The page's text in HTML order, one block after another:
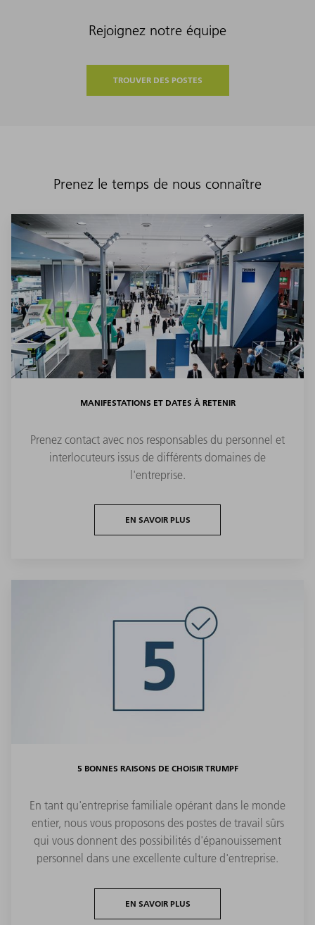
Rejoignez notre équipe
TROUVER DES POSTES
Prenez le temps de nous connaître
MANIFESTATIONS ET DATES À RETENIR
Prenez contact avec nos responsables du personnel et
interlocuteurs issus de différents domaines de
l'entreprise.
EN SAVOIR PLUS
5 BONNES RAISONS DE CHOISIR TRUMPF
En tant qu'entreprise familiale opérant dans le monde
entier, nous vous proposons des postes de travail sûrs
qui vous donnent des possibilités d'épanouissement
personnel dans une excellente culture d'entreprise.
EN SAVOIR PLUS